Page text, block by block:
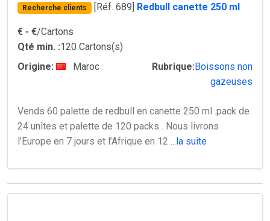
Recherche clients [Réf. 689] Redbull canette 250 ml
€ - €/Cartons
Qté min. :120 Cartons(s)
Origine:
Maroc Rubrique:Boissons non
gazeuses
Vends 60 palette de redbull en canette 250 ml .pack de
24 unîtes et palette de 120 packs . Nous livrons
l’Europe en 7 jours et l’Afrique en 12 ...la suite